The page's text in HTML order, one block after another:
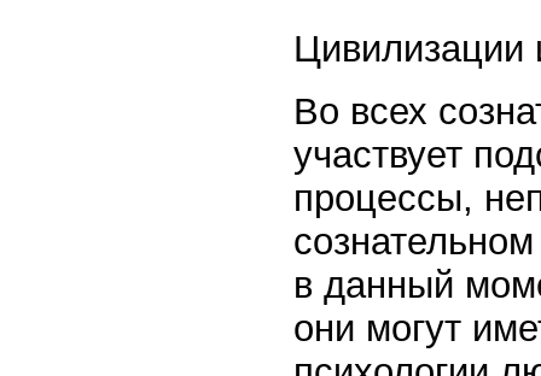
Цивилизации
Во всех
участвует
процессы,
в данный
они могут